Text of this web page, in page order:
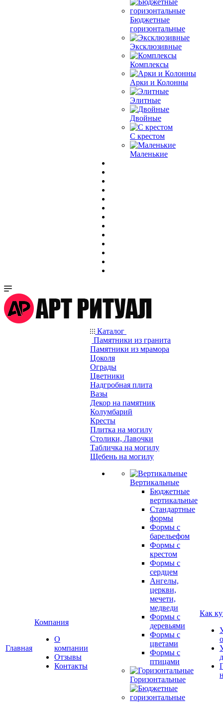
Бюджетные
горизонтальные
Эксклюзивные
Комплексы
Арки и Колонны
Элитные
Двойные
С крестом
Маленькие
Главная
Компания
О
компании
Отзывы
Контакты
Каталог
Памятники из гранита
Памятники из мрамора
Цоколя
Ограды
Цветники
Надгробная плита
Вазы
Декор на памятник
Колумбарий
Кресты
Плитка на могилу
Столики, Лавочки
Табличка на могилу
Щебень на могилу
Вертикальные
Бюджетные
вертикальные
Стандартные
формы
Формы с
барельефом
Формы с
крестом
Формы с
сердцем
Ангелы,
церкви,
мечети,
медведи
Формы с
деревьями
Формы с
цветами
Формы с
птицами
Горизонтальные
Как